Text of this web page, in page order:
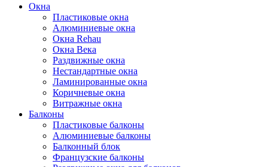
Окна
Пластиковые окна
Алюминиевые окна
Окна Rehau
Окна Века
Раздвижные окна
Нестандартные окна
Ламинированные окна
Коричневые окна
Витражные окна
Балконы
Пластиковые балконы
Алюминиевые балконы
Балконный блок
Французские балконы